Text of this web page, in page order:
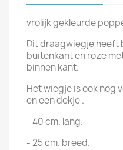
vrolijk gekleurde
Dit draagwiegje heeft
buitenkant en roze
binnen kant.
Het wiegje is ook nog
en een dekje .
- 40 cm. lang.
- 25 cm. breed.